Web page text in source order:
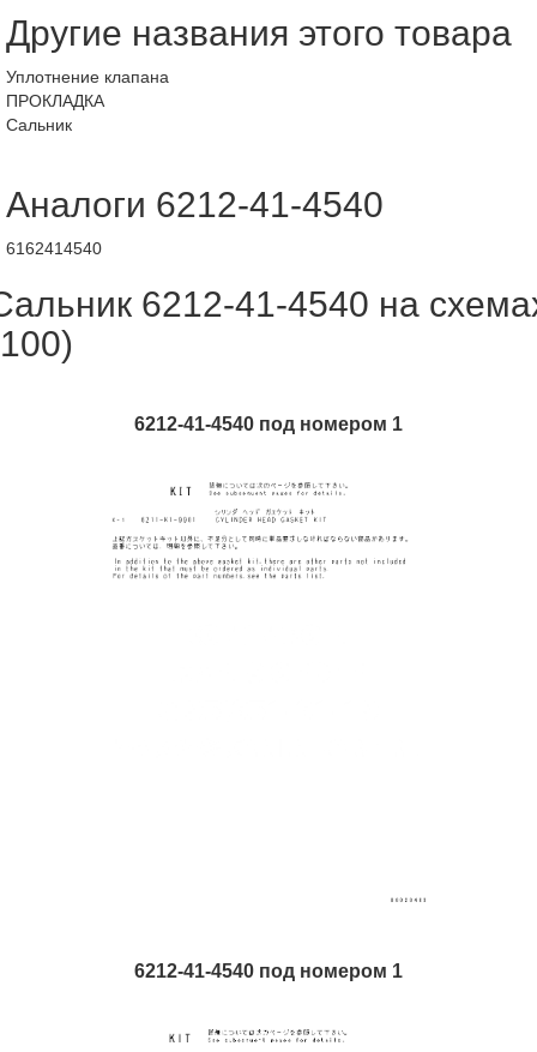
Другие названия этого товара
Уплотнение клапана
ПРОКЛАДКА
Сальник
Аналоги 6212-41-4540
6162414540
6212-41-4540 на
6212-41-4540 под номером 1
6212-41-4540 под номером 1